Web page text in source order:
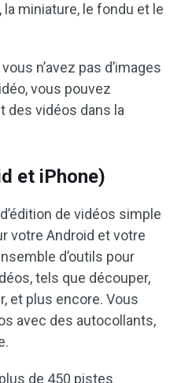
la miniature, le fondu et le
n’avez pas d’images
vous pouvez
des vidéos dans la
et iPhone)
de vidéos simple
votre Android et votre
d’outils pour
tels que découper,
et plus encore. Vous
avec des autocollants,
de 450 pistes